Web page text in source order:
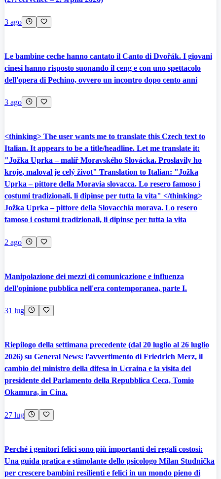
3 ago
Le bambine ceche hanno cantato il Canto di Dvořák. I giovani
cinesi hanno risposto suonando il ceng e con uno spettacolo
dell'opera di Pechino, ovvero un incontro dopo cento anni
3 ago
<thinking> The user wants me to translate this Czech text to
Italian. It appears to be a title/headline. Let me translate it:
"Jožka Uprka – malíř Moravského Slovácka. Proslavily ho
kroje, maloval je celý život" Translation to Italian: "Jožka
Uprka – pittore della Moravia slovacca. Lo resero famoso i
costumi tradizionali, li dipinse per tutta la vita" </thinking>
Jožka Uprka – pittore della Slovacchia morava. Lo resero
famoso i costumi tradizionali, li dipinse per tutta la vita
2 ago
Manipolazione dei mezzi di comunicazione e influenza
dell'opinione pubblica nell'era contemporanea, parte I.
31 lug
Riepilogo della settimana precedente (dal 20 luglio al 26 luglio
2026) su General News: l'avvertimento di Friedrich Merz, il
cambio del ministro della difesa in Ucraina e la visita del
presidente del Parlamento della Repubblica Ceca, Tomio
Okamura, in Cina.
27 lug
Perché i genitori felici sono più importanti dei regali costosi:
Una guida pratica e stimolante dello psicologo Milan Studnička
per crescere bambini resilienti e felici in un mondo pieno di